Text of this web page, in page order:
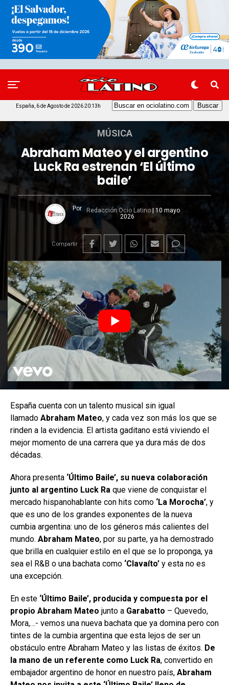
España, 6 de Agosto de 2026 20:13h
MÚSICA
Abraham Mateo y el argentino
Luck Ra estrenan ‘El último
baile’
Por Redacción Ocio Latino| 10 mayo
2026
Compartir
España cuenta con un talento musical sin igual
llamado Abraham Mateo, y cada vez son más los que se
rinden a la evidencia. El artista gaditano está viviendo el
mejor momento de una carrera que ya dura más de dos
décadas.
Ahora presenta ‘Último Baile’, su nueva colaboración
junto al argentino Luck Ra que viene de conquistar el
mercado hispanohablante con hits como ‘La Morocha’, y
que es uno de los grandes exponentes de la nueva
cumbia argentina: uno de los géneros más calientes del
mundo. Abraham Mateo, por su parte, ya ha demostrado
que brilla en cualquier estilo en el que se lo proponga, ya
sea el R&B o una bachata como ‘Clavaíto’ y esta no es
una excepción.
En este ‘Último Baile’, producida y compuesta por el
propio Abraham Mateo junto a Garabatto – Quevedo,
Mora,…- vemos una nueva bachata que ya domina pero con
tintes de la cumbia argentina que esta lejos de ser un
obstáculo entre Abraham Mateo y las listas de éxitos. De
la mano de un referente como Luck Ra, convertido en
embajador argentino de honor en nuestro país, Abraham